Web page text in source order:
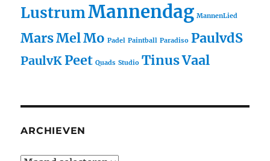
LustrumMannendag MannenLied
MarsMelMo Padel Paintball Paradiso PaulvdS
PaulvKPeet Quads Studio TinusVaal
ARCHIEVEN